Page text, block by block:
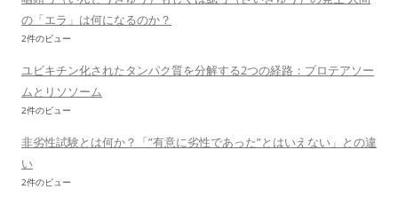
の「エラ」は何になるのか？
2件のビュー
ユビキチン化されたタンパク質を分解する2つの経路：プロテアソー
ムとリソソーム
2件のビュー
非劣性試験とは何か？「”有意に劣性であった”とはいえない」との違
い
2件のビュー